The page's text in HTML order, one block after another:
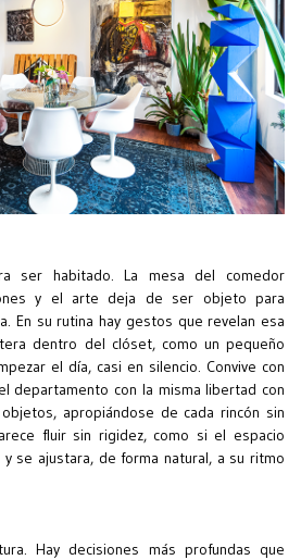
ser habitado. La mesa del comedor
y el arte deja de ser objeto para
En su rutina hay gestos que revelan esa
dentro del clóset, como un pequeño
el día, casi en silencio. Convive con
departamento con la misma libertad con
apropiándose de cada rincón sin
fluir sin rigidez, como si el espacio
se ajustara, de forma natural, a su ritmo
Hay decisiones más profundas que